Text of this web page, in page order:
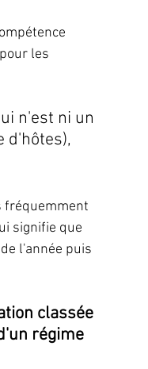
les
n'est ni un
d'hôtes),
fréquemment
signifie que
l'année puis
classée
régime